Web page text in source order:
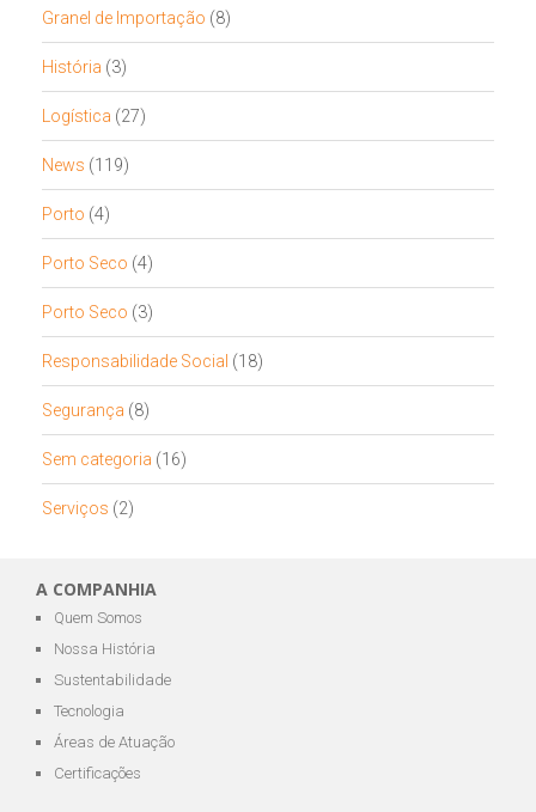
Granel de Importação (8)
História (3)
Logística (27)
News (119)
Porto (4)
Porto Seco (4)
Porto Seco (3)
Responsabilidade Social (18)
Segurança (8)
Sem categoria (16)
Serviços (2)
A COMPANHIA
Quem Somos
Nossa História
Sustentabilidade
Tecnologia
Áreas de Atuação
Certificações